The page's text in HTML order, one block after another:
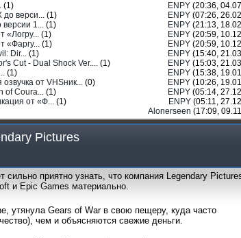
(1) ENPY (20:36,
до верси... (1) ENPY (07:26,
1... (1) ENPY (21:13,
«Логру... (1) ENPY (20:59,
«Фаргу... (1) ENPY (20:59,
Dir... (1) ENPY (15:40,
Cut - Dual Shock Ver.... (1) ENPY (15:03,
(1) ENPY (15:38,
от VHSник... (0) ENPY (10:26,
of Coura... (1) ENPY (05:14,
от «Ф... (1) ENPY (05:11,
Alonerseen (17:09,
Pictures
приятно узнать, что компания Legendary
и Epic Games материально.
утянула Gears of War в свою пещеру, куда часто
чем и объясняются свежие деньги.